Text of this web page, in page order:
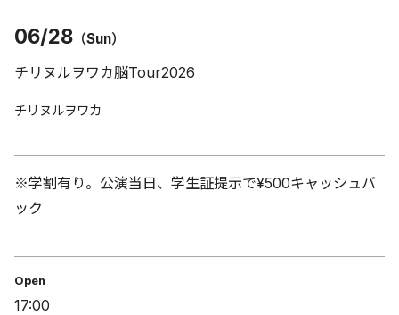
06/28 （Sun）
チリヌルヲワカ脳Tour2026
チリヌルヲワカ
※学割有り。公演当日、学生証提示で¥500キャッシュバ
ック
Open
17:00